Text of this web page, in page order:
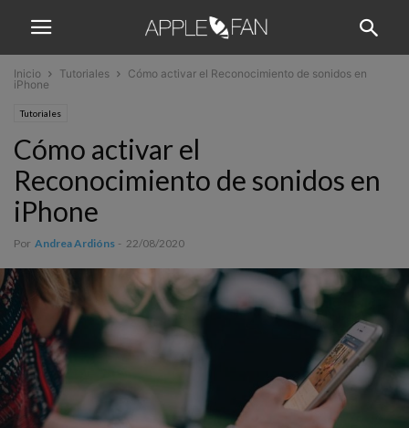
Inicio Tutoriales
Cómo activar el Reconocimiento de sonidos en
iPhone
Tutoriales
Cómo activar el
Reconocimiento de sonidos en
iPhone
Por Andrea Ardións - 22/08/2020